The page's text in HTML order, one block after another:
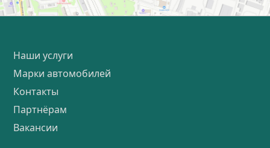
Наши услуги
Марки автомобилей
Контакты
Партнёрам
Вакансии